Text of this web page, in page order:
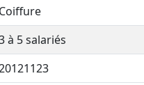
Coiffure
à 5 salariés